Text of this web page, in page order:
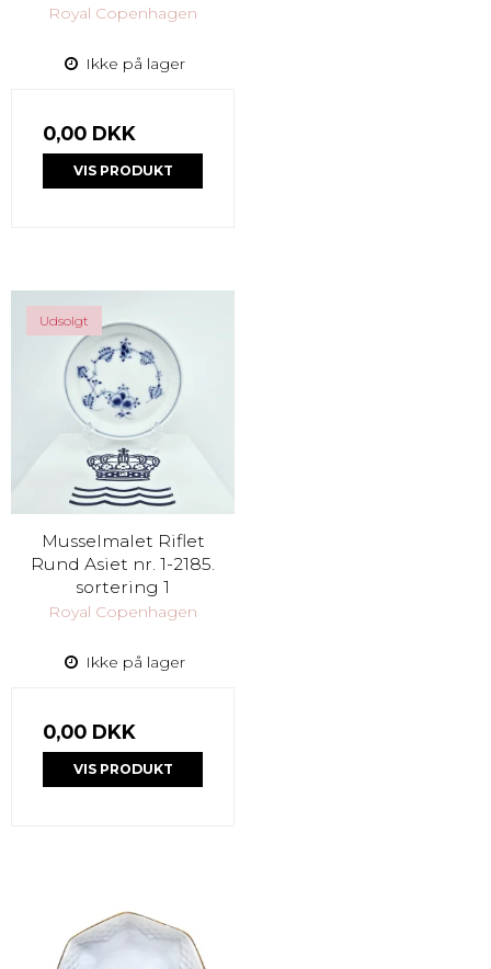
Royal Copenhagen
Ikke på lager
0,00 DKK
VIS PRODUKT
Udsolgt
Musselmalet Riflet
Rund Asiet nr. 1-2185.
sortering 1
Royal Copenhagen
Ikke på lager
0,00 DKK
VIS PRODUKT